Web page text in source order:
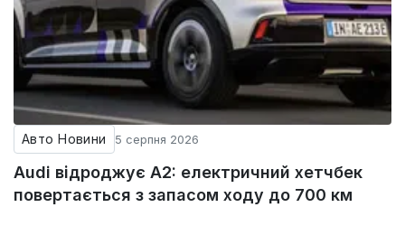
Авто Новини 5 серпня 2026
Audi відроджує A2: електричний хетчбек
повертається з запасом ходу до 700 км